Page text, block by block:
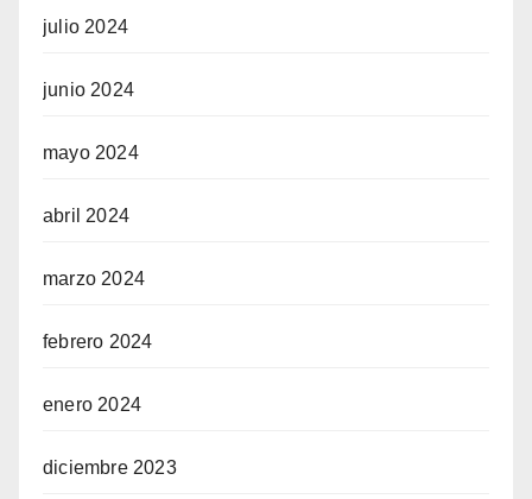
julio 2024
junio 2024
mayo 2024
abril 2024
marzo 2024
febrero 2024
enero 2024
diciembre 2023